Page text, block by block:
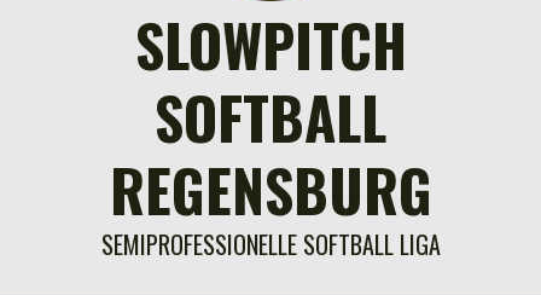
SLOWPITCH
SOFTBALL
REGENSBURG
SEMIPROFESSIONELLE SOFTBALL LIGA